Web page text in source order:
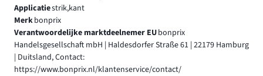
Applicatiestrik,kant
Merkbonprix
Verantwoordelijke marktdeelnemer EUbonprix
Handelsgesellschaft mbH | Haldesdorfer Straße 61 | 22179 Hamburg
| Duitsland, Contact:
https://www.bonprix.nl/klantenservice/contact/